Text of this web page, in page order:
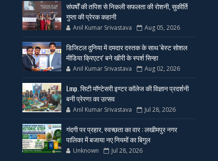
संघर्षों की तपिश से निकली सफलता की रोशनी, सुकीर्ति
गुप्ता की प्रेरक कहानी
Anil Kumar Srivastava Aug 05, 2026
डिजिटल दुनिया में दमदार दस्तक के साथ 'बेस्ट सोशल
मीडिया क्रिएटर' बने खीरी के स्पर्श सिन्हा
Anil Kumar Srivastava Aug 02, 2026
Lmp. सिटी मॉण्टेसरी इण्टर कॉलेज की विज्ञान प्रदर्शनी
बनी प्रेरणा का उत्सव
Anil Kumar Srivastava Jul 28, 2026
गंदगी पर प्रहार, स्वच्छता का वार : लखीमपुर नगर
पालिका में बजाया नए नियमों का बिगुल
Unknown Jul 28, 2026